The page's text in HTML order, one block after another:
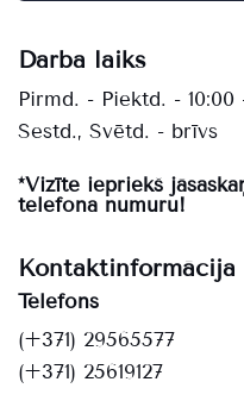
Darba laiks
Pirmd. - Piektd. - 10:00
Sestd., Svētd. - brīvs
*Vizīte iepriekš
telefona numuru!
Kontaktinformācija
Telefons
(+371) 29565577
(+371) 25619127